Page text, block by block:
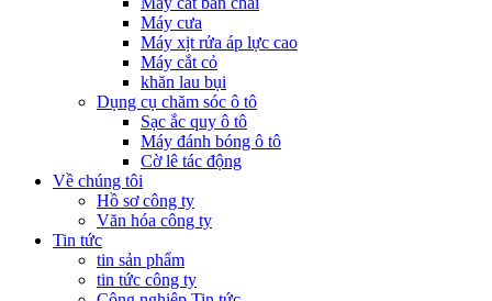
Máy cưa
Máy xịt rửa áp lực cao
Máy cắt cỏ
khăn lau bụi
Dụng cụ chăm sóc ô tô
Sạc ắc quy ô tô
Máy đánh bóng ô tô
Cờ lê tác động
Về chúng tôi
Hồ sơ công ty
Văn hóa công ty
Tin tức
tin sản phẩm
tin tức công ty